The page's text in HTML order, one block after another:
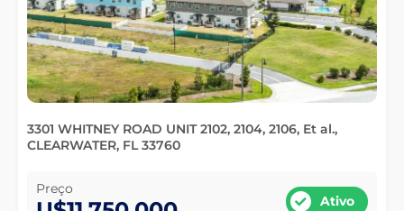
3301 WHITNEY ROAD UNIT 2102, 2104, 2106, Et al.,
CLEARWATER, FL 33760
Preço
Ativo